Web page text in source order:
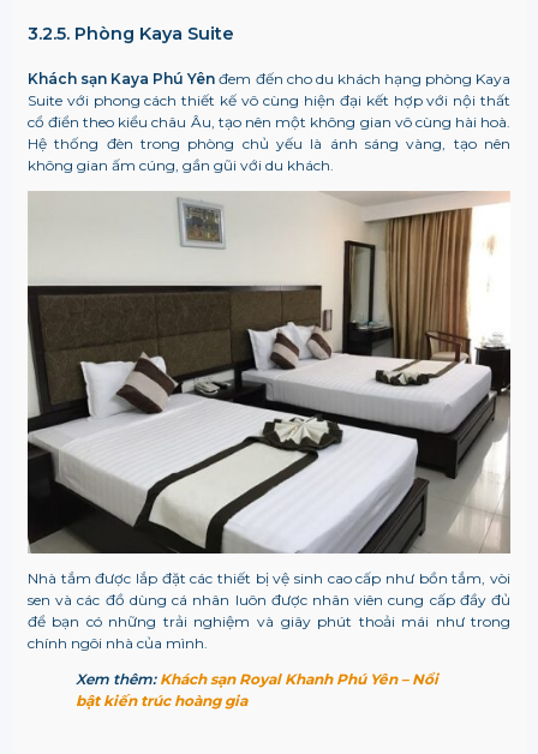
3.2.5. Phòng Kaya Suite
Khách sạn Kaya Phú Yên đem đến cho du khách hạng phòng Kaya
Suite với phong cách thiết kế vô cùng hiện đại kết hợp với nội thất
cổ điển theo kiểu châu Âu, tạo nên một không gian vô cùng hài hoà.
Hệ thống đèn trong phòng chủ yếu là ánh sáng vàng, tạo nên
không gian ấm cúng, gần gũi với du khách.
Nhà tắm được lắp đặt các thiết bị vệ sinh cao cấp như bồn tắm, vòi
sen và các đồ dùng cá nhân luôn được nhân viên cung cấp đầy đủ
để bạn có những trải nghiệm và giây phút thoải mái như trong
chính ngôi nhà của mình.
Xem thêm: Khách sạn Royal Khanh Phú Yên – Nổi
bật kiến trúc hoàng gia